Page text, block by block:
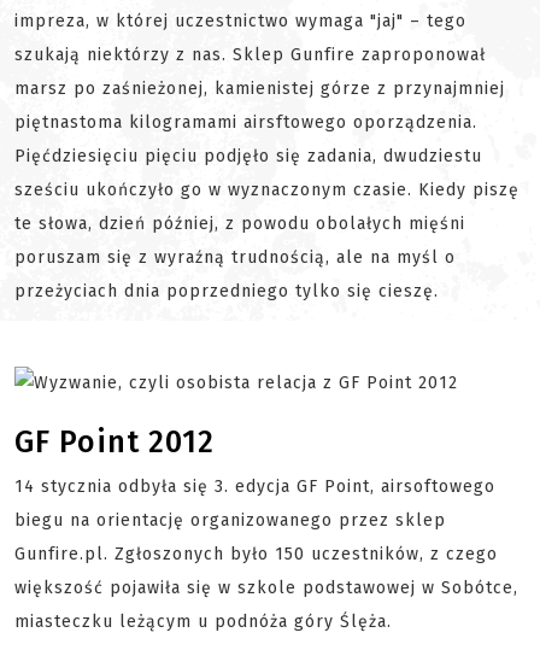
impreza, w której uczestnictwo wymaga "jaj" – tego
szukają niektórzy z nas. Sklep Gunfire zaproponował
marsz po zaśnieżonej, kamienistej górze z przynajmniej
piętnastoma kilogramami airsftowego oporządzenia.
Pięćdziesięciu pięciu podjęło się zadania, dwudziestu
sześciu ukończyło go w wyznaczonym czasie. Kiedy piszę
te słowa, dzień później, z powodu obolałych mięśni
poruszam się z wyraźną trudnością, ale na myśl o
przeżyciach dnia poprzedniego tylko się cieszę.
GF Point 2012
14 stycznia odbyła się 3. edycja GF Point, airsoftowego
biegu na orientację organizowanego przez sklep
Gunfire.pl. Zgłoszonych było 150 uczestników, z czego
większość pojawiła się w szkole podstawowej w Sobótce,
miasteczku leżącym u podnóża góry Ślęża.